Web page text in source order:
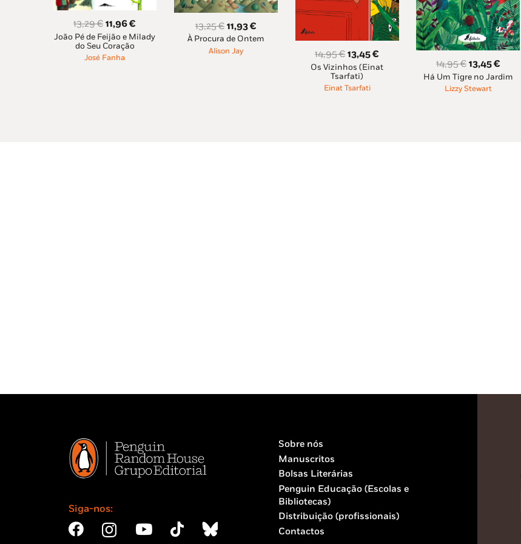
13,29€ O
preço
original
11,96€
preço
João Pé de Feijão e Milady
do Seu Coração
José Fanha
13,25€ O
preço
original
11,93€O
preço
À Procura de Ontem
Alison Jay 14,95€ O
preço
original
13,45€
preço
Os Vizinhos (Einat
Tsarfati)
Einat Tsarfati
14,95€ O
preço
original
13,45€O
preço
Há Um Tigre no Jardim
Lizzy Stewart
Siga-nos:
Sobre nós
Manuscritos
Bolsas Literárias
Penguin Educação (Escolas e
Bibliotecas)
Distribuição (profissionais)
Contactos